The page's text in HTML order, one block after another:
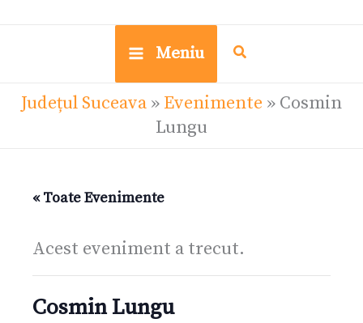
Meniu
Județul Suceava » Evenimente » Cosmin
Lungu
« Toate Evenimente
Acest eveniment a trecut.
Cosmin Lungu